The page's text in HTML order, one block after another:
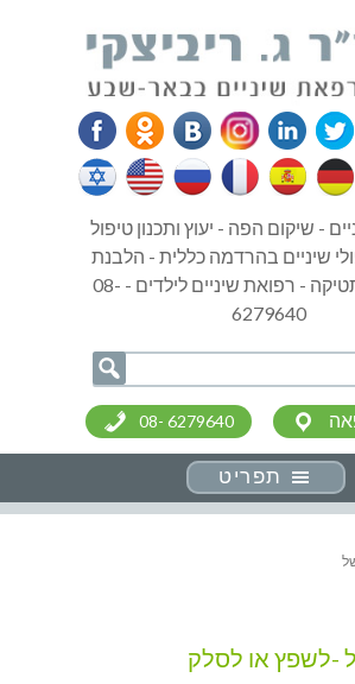
- שיקום הפה - יעוץ ותכנון טיפול
שיניים בהרדמה כללית - הלבנת
שיניים ואסתטיקה - רפואת שיניים לילדים - 08-
6279640
08- 6279640
תפריט
-לשפץ או לסלק